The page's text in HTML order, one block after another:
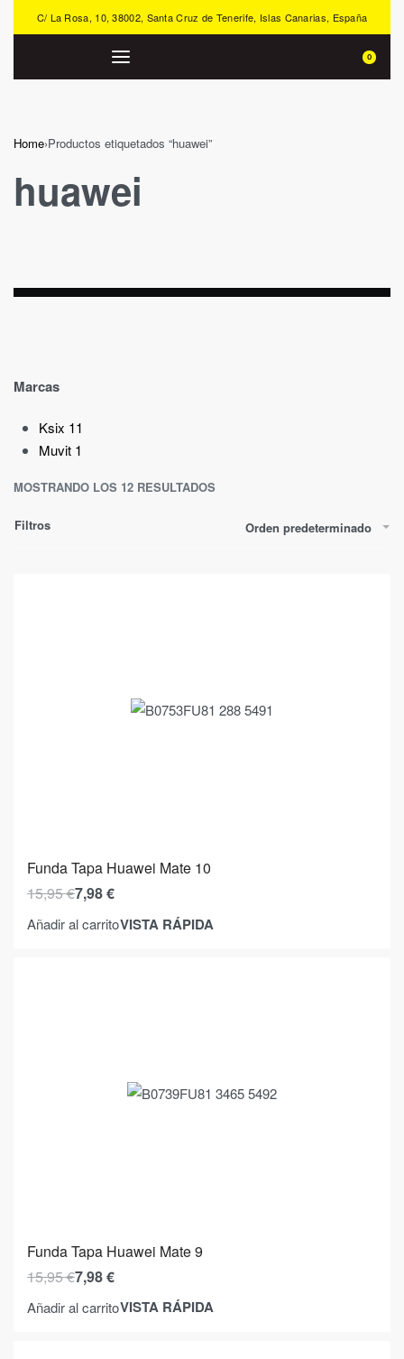
C/ La Rosa, 10, 38002, Santa Cruz de Tenerife, Islas Canarias, España
0
Home›Productos etiquetados “huawei”
huawei
Marcas
Ksix 11
Muvit 1
MOSTRANDO LOS 12 RESULTADOS
Orden predeterminado
Filtros
Funda Tapa Huawei Mate 10
15,95€7,98€
Añadir al carritoVISTA RÁPIDA
Funda Tapa Huawei Mate 9
15,95€7,98€
Añadir al carritoVISTA RÁPIDA